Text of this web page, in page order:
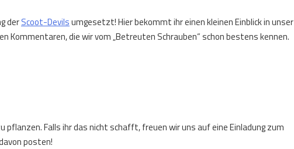
derScoot-Devilsumgesetzt! Hier bekommt ihr einen kleinen Einblick in unser
Kommentaren, die wir vom „Betreuten Schrauben“ schon bestens kennen.
pflanzen. Falls ihr das nicht schafft, freuen wir uns auf eine Einladung zum
posten!